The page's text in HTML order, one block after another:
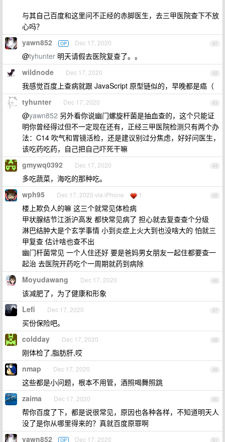
与其自己百度和这里问不正经的赤脚医生，去三甲医院查下不放
心吗？
41
yawn852 OP Dec 17, 2020
@tyhunter 明天请假去医院复查了。。
42
wildnode Dec 17, 2020
我感觉百度上查病就跟 JavaScript 原型链似的，早晚都是癌（
43
tyhunter Dec 17, 2020
@yawn852 另外看你说幽门螺旋杆菌是抽血查的，这个只能证
明你曾经得过但不一定现在还有，正经三甲医院检测只有两个办
法：C14 吹气和胃镜活检，还是建议别过分焦虑，好好问医生，
该吃药吃药，自己把自己吓死干嘛
44
gmywq0392 Dec 17, 2020
多吃蔬菜，海吃的那种吃。
45
wph95 Dec 17, 2020 via iPhone 1
楼上欺负人的嘛 这三个就常见体检病
甲状腺结节江浙沪高发 都快常见病了 担心就去复查查个分级
淋巴结肿大是个玄学事情 小到炎症上火大到也没啥大的 怕就三
甲复查 估计啥也查不出
幽门杆菌常见 一个人住还好 要是爸妈男女朋友一起住都要查一
起治 去医院开药吃个一周期就药到病除
46
Moyudawang Dec 17, 2020
该减肥了，为了健康和形象
47
Lefi Dec 17, 2020
买份保险吧。
48
coldday Dec 17, 2020
刚体检了,脂肪肝,哎
49
nmap Dec 17, 2020
这些都是小问题，根本不用管，酒照喝舞照跳
50
zaima Dec 17, 2020
帮你百度了下，都是说很常见，原因也各种各样，不知道明天人
没了是你从哪里得来的？真就百度原罪啊
51
yawn852 OP Dec 17, 2020